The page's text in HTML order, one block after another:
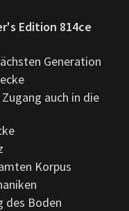
Edition 814ce
Generation
auch in die
Korpus
des Boden